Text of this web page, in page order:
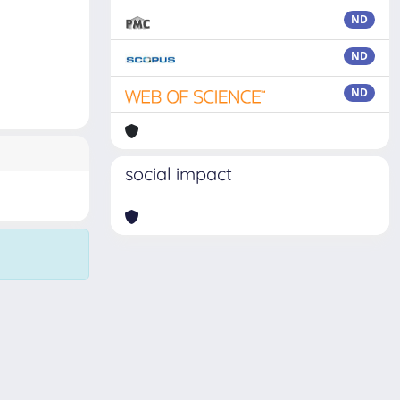
ND
ND
ND
social impact